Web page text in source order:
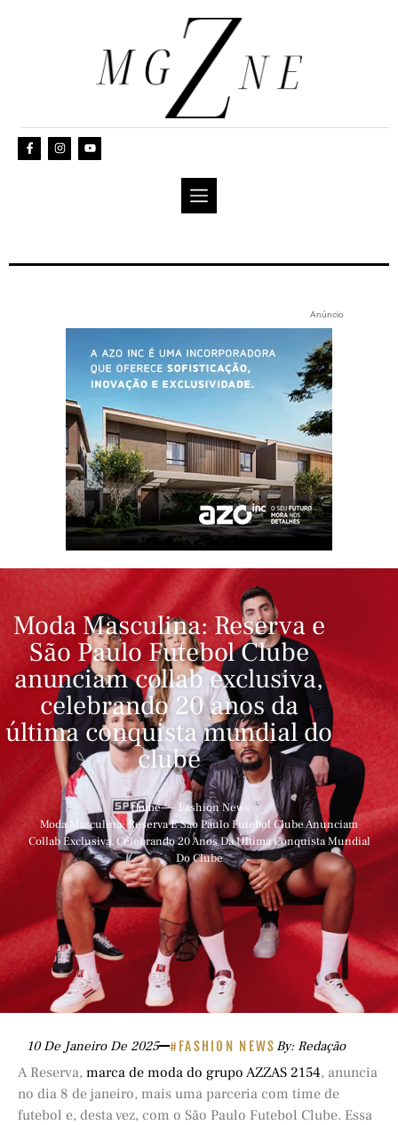
Anúncio
Moda Masculina: Reserva e
São Paulo Futebol Clube
anunciam collab exclusiva,
celebrando 20 anos da
última conquista mundial do
clube
Home
Fashion News
Moda Masculina: Reserva E São Paulo Futebol Clube Anunciam
Collab Exclusiva, Celebrando 20 Anos Da Última Conquista Mundial
Do Clube
10 De Janeiro De 2025 #FASHION NEWS By: Redação
A Reserva, marca de moda do grupo AZZAS 2154, anuncia
no dia 8 de janeiro, mais uma parceria com time de
futebol e, desta vez, com o São Paulo Futebol Clube. Essa